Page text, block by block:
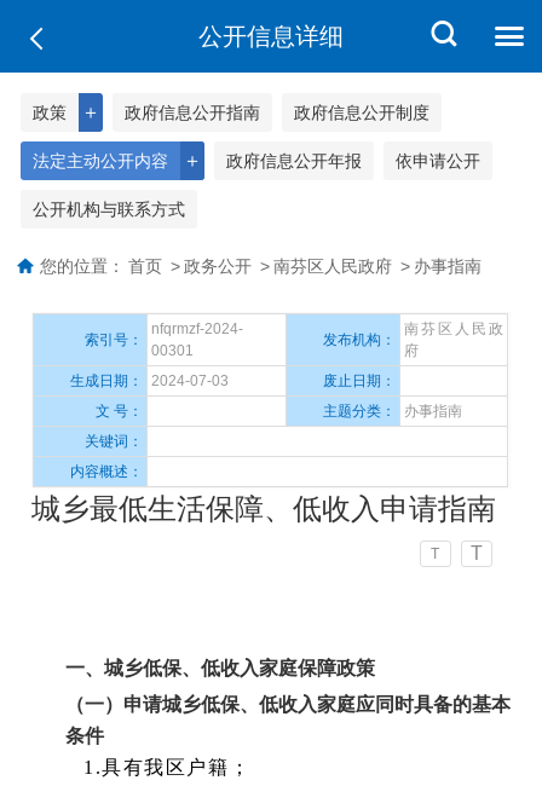
公开信息详细
＋
政策 政府信息公开指南 政府信息公开制度
＋
法定主动公开内容 政府信息公开年报 依申请公开
公开机构与联系方式
您的位置： 首页 > 政务公开 > 南芬区人民政府 > 办事指南
索引号：
nfqrmzf-2024-
00301
发布机构：
南芬区人民政
府
生成日期：
2024-07-03
废止日期：
文 号：
主题分类：
办事指南
关键词：
内容概述：
城乡最低生活保障、低收入申请指南
T T
一、城乡低保、低收入家庭保障政策
（一）申请城乡低保、低收入家庭应同时具备的基本
条件
1.具有我区户籍；